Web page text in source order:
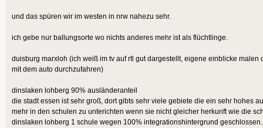
und das spüren wir im westen in nrw nahezu sehr.
ich gebe nur ballungsorte wo nichts anderes mehr ist als flüchtlinge.
duisburg marxloh (ich weiß im tv auf rtl gut dargestellt, eigene einblicke
mit dem auto durchzufahren)
dinslaken lohberg 90% ausländeranteil
die stadt essen ist sehr groß, dort gibts sehr viele gebiete die ein sehr hohes
mehr in den schulen zu unterichten wenn sie nicht gleicher herkunft wie die
dinslaken lohberg 1 schule wegen 100% integrationshintergrund